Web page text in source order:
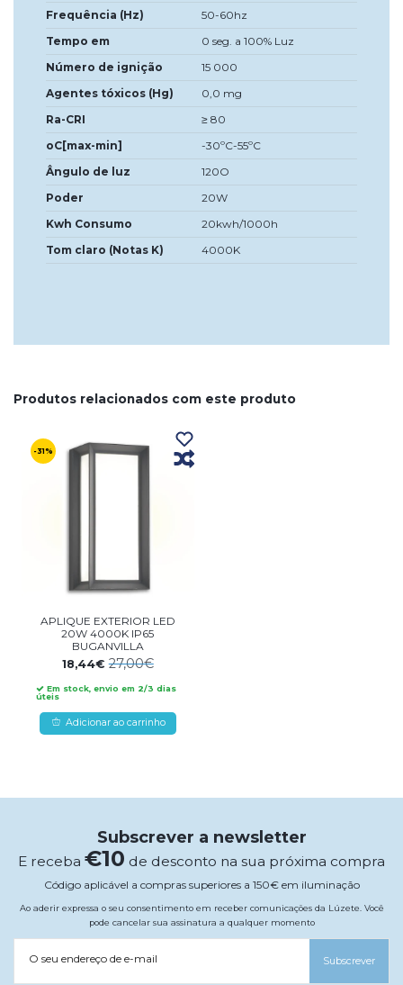
Frequência (Hz)
50-60hz
Tempo em
0 seg. a 100% Luz
Número de ignição
15 000
Agentes tóxicos (Hg)
0,0 mg
Ra-CRI
≥ 80
oC[max-min]
-30ºC-55ºC
Ângulo de luz
120O
Poder
20W
Kwh Consumo
20kwh/1000h
Tom claro (Notas K)
4000K
Produtos relacionados com este produto
-31%
APLIQUE EXTERIOR LED
20W 4000K IP65
BUGANVILLA
18,44€27,00€
Em stock, envio em 2/3 dias
úteis
Adicionar ao carrinho
Subscrever a newsletter
E receba €10 de desconto na sua próxima compra
Código aplicável a compras superiores a 150€ em iluminação
Ao aderir expressa o seu consentimento em receber comunicações da Lúzete. Você
pode cancelar sua assinatura a qualquer momento
O seu endereço de e-mail Subscrever